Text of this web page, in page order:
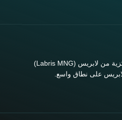
صُممت أجهزة الإدارة المركزية من لابريس (Labris MNG)
لابريس على نطاق واسع.